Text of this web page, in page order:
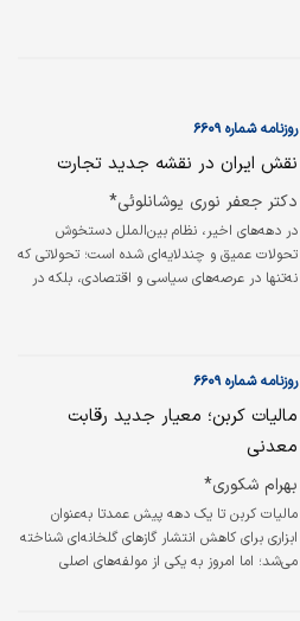
روزنامه شماره ۶۶۰۹
نقش ایران در نقشه جدید تجارت
دکتر جعفر نوری یوشانلوئی*
در دهه‌های اخیر، نظام بین‌الملل دستخوش
تحولات عمیق و چندلایه‌ای شده است؛ تحولاتی که
نه‌تنها در عرصه‌های سیاسی و اقتصادی، بلکه در
یکی از مهم‌ترین جلوه‌های تعامل کشورها، بیش از
روزنامه شماره ۶۶۰۹
مالیات کربن؛ معیار جدید رقابت
معدنی
بهرام شکوری*
مالیات کربن تا یک دهه پیش عمدتا به‌عنوان
ابزاری برای کاهش انتشار گازهای گلخانه‌ای شناخته
می‌شد؛ اما امروز به یکی از مولفه‌های اصلی